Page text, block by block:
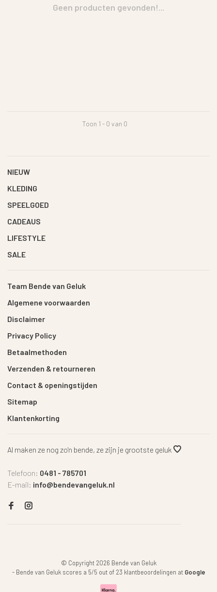
Geen producten gevonden!...
Toon 1 - 0 van 0
NIEUW
KLEDING
SPEELGOED
CADEAUS
LIFESTYLE
SALE
Team Bende van Geluk
Algemene voorwaarden
Disclaimer
Privacy Policy
Betaalmethoden
Verzenden & retourneren
Contact & openingstijden
Sitemap
Klantenkorting
Al maken ze nog zo'n bende, ze zijn je grootste geluk
Telefoon: 0481 - 785701
E-mail: info@bendevangeluk.nl
© Copyright 2026 Bende van Geluk
- Bende van Geluk scores a 5/5 out of 23 klantbeoordelingen at Google